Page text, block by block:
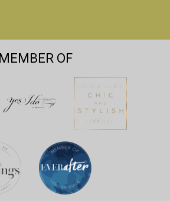
MEMBER OF